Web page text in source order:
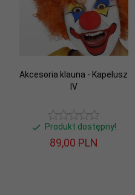
Akcesoria klauna - Kapelusz
IV
Produkt dostępny!
89,00 PLN